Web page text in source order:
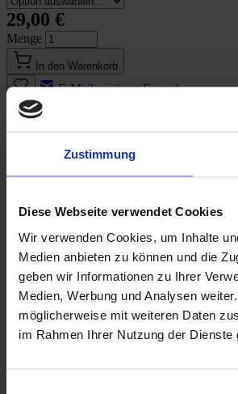
Zustimmung
Diese Webseite verwendet Cookies
Wir verwenden Cookies, um Inhalte
Medien anbieten zu können und die
geben wir Informationen zu Ihrer
Medien, Werbung und Analysen
möglicherweise mit weiteren Daten
im Rahmen Ihrer Nutzung der Dienste
29,00 €
Menge
In den Warenkorb
E-Mail an einen Freund
Beschreibung
STASIA
individuell an und bietet ausreichend Platz für
Sportartikel oder andere praktische
Das robuste Textilmaterial sorgt für
Reißverschluss ein sicheres
kompakt und vielseitig – ideal für Alltag,
unterwegs.